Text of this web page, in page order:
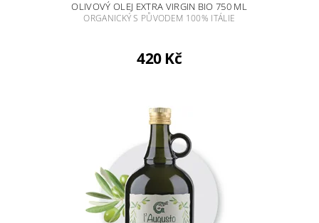
OLIVOVÝ OLEJ EXTRA VIRGIN BIO 750 ML
ORGANICKÝ S PŮVODEM 100% ITÁLIE
420 Kč